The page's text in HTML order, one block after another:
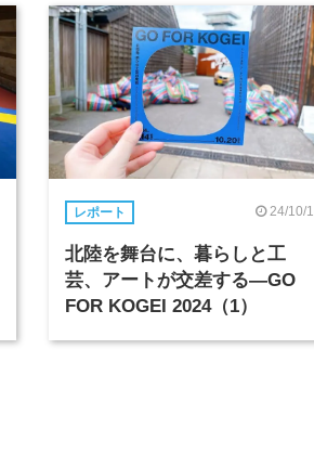
レポート 24/10/1
北陸を舞台に、暮らしと工
芸、アートが交差する―GO
FOR KOGEI 2024（1）